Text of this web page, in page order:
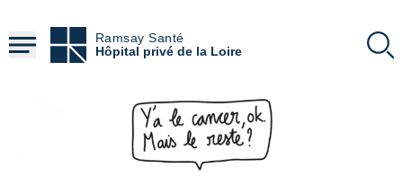
contenu
principal
Ramsay Santé
Hôpital privé de la Loire